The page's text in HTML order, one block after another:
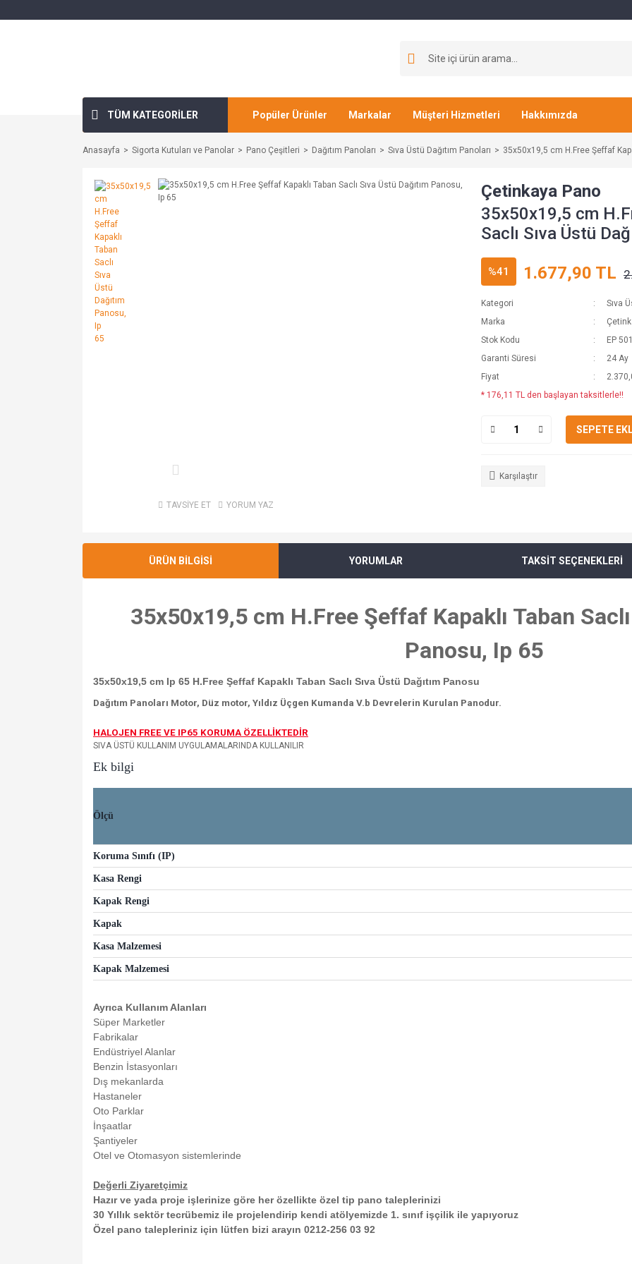
TÜM KATEGORİLER Popüler Ürünler Markalar Müşteri Hizmetleri Hakkımızda
Anasayfa Sigorta Kutuları ve Panolar Pano Çeşitleri Dağıtım Panoları Sıva Üstü Dağıtım Panoları 35x50x19,5 cm H.Free Şeffaf
TAVSİYE ET YORUM YAZ
Çetinkaya Pano
35x50x19,5 cm
Saclı Sıva Üstü
%41 1.677,90 TL
Kategori
Sıva
Marka
Stok Kodu
EP
Garanti Süresi
24 Ay
Fiyat
* 176,11 TL den başlayan taksitlerle!!
SEPETE
Karşılaştır
ÜRÜN BİLGİSİ YORUMLAR TAKSİT SEÇENEKLERİ
35x50x19,5 cm H.Free Şeffaf Kapaklı Taban Saclı
Panosu, Ip 65
35x50x19,5 cm Ip 65 H.Free Şeffaf Kapaklı Taban Saclı Sıva Üstü Dağıtım Panosu
Dağıtım Panoları Motor, Düz motor, Yıldız Üçgen Kumanda V.b Devrelerin Kurulan Panodur.
HALOJEN FREE VE IP65 KORUMA ÖZELLİKTEDİR
SIVA ÜSTÜ KULLANIM UYGULAMALARINDA KULLANILIR
Ek bilgi
Ölçü
Koruma Sınıfı (IP)
Kasa Rengi
Kapak Rengi
Kapak
Kasa Malzemesi
Kapak Malzemesi
Ayrıca Kullanım Alanları
Süper Marketler
Fabrikalar
Endüstriyel Alanlar
Benzin İstasyonları
Dış mekanlarda
Hastaneler
Oto Parklar
İnşaatlar
Şantiyeler
Otel ve Otomasyon sistemlerinde
Değerli Ziyaretçimiz
Hazır ve yada proje işlerinize göre her özellikte özel tip pano taleplerinizi
30 Yıllık sektör tecrübemiz ile projelendirip kendi atölyemizde 1. sınıf işçilik ile yapıyoruz
Özel pano talepleriniz için lütfen bizi arayın 0212-256 03 92